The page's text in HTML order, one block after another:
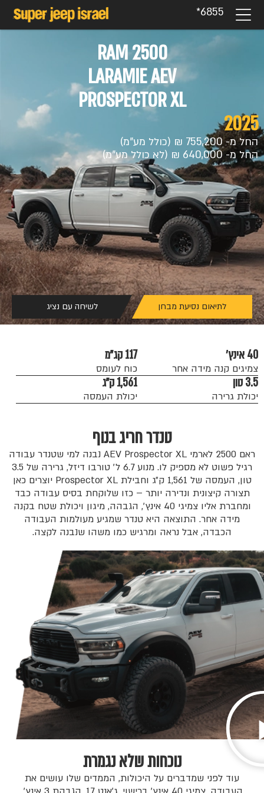
6855*
RAM 2500
LARAMIE AEV
PROSPECTOR XL
2025
החל מ- 755,200 ₪ (כולל מע"מ)
החל מ- 640,000 ₪ (לא כולל מע"מ)
לתיאום נסיעת מבחן לשיחה עם נציג
40 אינץ׳
צמיגים קנה מידה אחר
117 קג״מ
כוח לעומס
3.5 טון
יכולת גרירה
1,561 ק״ג
יכולת העמסה
טנדר חריג בנוף
ראם 2500 לארמי AEV Prospector XL נבנה למי שטנדר עבודה
רגיל פשוט לא מספיק לו. מנוע 6.7 ל׳ טורבו דיזל, גרירה של 3.5
טון, העמסה של 1,561 ק״ג וחבילת Prospector XL יוצרים כאן
תצורה קיצונית ונדירה יותר – כזו שלוקחת בסיס עבודה כבד
ומחברת אליו צמיגי 40 אינץ׳, הגבהה, מיגון ויכולת שטח בקנה
מידה אחר. התוצאה היא טנדר שמגיע מעולמות העבודה
הכבדה, אבל נראה ומרגיש כמו משהו שנבנה לקצה.
נוכחות שלא נגמרת
עוד לפני שמדברים על היכולות, הממדים שלו עושים את